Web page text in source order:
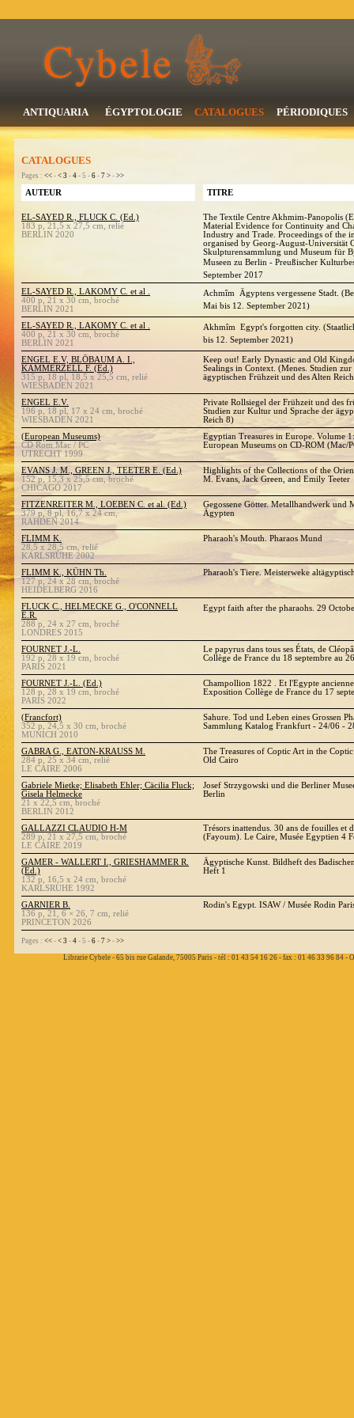
ANTIQUARIA ÉGYPTOLOGIE CATALOGUES PÉRIODIQUES
CATALOGUES
Pages : << - < 3 - 4 - 5 - 6 - 7 > - >>
AUTEUR TITRE
EL-SAYED R., FLUCK C. (Ed.)
183 p, 21,5 x 27,5 cm, relié
BERLIN 2020
The Textile Centre Akhmim-Panopolis
Material Evidence for Continuity and
Industry and Trade. Proceedings of the
organised by Georg-August-Universität
Skulpturensammlung und Museum für
Museen zu Berlin - Preußischer
September 2017
EL-SAYED R., LAKOMY C. et al .
400 p, 21 x 30 cm, broché
BERLIN 2021
Achmîm  Ägyptens vergessene Stadt.
Mai bis 12. September 2021)
EL-SAYED R., LAKOMY C. et al .
400 p, 21 x 30 cm, broché
BERLIN 2021
Akhmîm  Egypt's forgotten city.
bis 12. September 2021)
ENGEL E.V, BLÖBAUM A. I.,
KAMMERZELL F. (Ed.)
315 p, 18 pl, 18,5 x 25,5 cm, relié
WIESBADEN 2021
Keep out! Early Dynastic and Old
Sealings in Context. (Menes. Studien
ägyptischen Frühzeit und des Alten
ENGEL E.V.
196 p, 18 pl, 17 x 24 cm, broché
WIESBADEN 2021
Private Rollsiegel der Frühzeit und des
Studien zur Kultur und Sprache der
Reich 8)
(European Museums)
CD Rom Mac / PC
UTRECHT 1999
Egyptian Treasures in Europe. Volume
European Museums on CD-ROM (Mac/
EVANS J. M., GREEN J., TEETER E. (Ed.)
152 p, 15,3 x 25,5 cm, broché
CHICAGO 2017
Highlights of the Collections of the
M. Evans, Jack Green, and Emily Teeter
FITZENREITER M., LOEBEN C. et al. (Ed.)
379 p, 8 pl, 16,7 x 24 cm,
RAHDEN 2014
Gegossene Götter. Metallhandwerk und
Ägypten
FLIMM K.
28,5 x 28,5 cm, relié
KARLSRUHE 2002
Pharaoh's Mouth. Pharaos Mund
FLIMM K., KÜHN Th.
127 p, 24 x 28 cm, broché
HEIDELBERG 2016
Pharaoh's Tiere. Meisterweke
FLUCK C., HELMECKE G., O'CONNELL
E.R.
288 p, 24 x 27 cm, broché
LONDRES 2015
Egypt faith after the pharaohs. 29
FOURNET J.-L.
192 p, 28 x 19 cm, broché
PARIS 2021
Le papyrus dans tous ses États, de
Collège de France du 18 septembre au
FOURNET J.-L. (Ed.)
128 p, 28 x 19 cm, broché
PARIS 2022
Champollion 1822 . Et l'Egypte
Exposition Collège de France du 17
(Francfort)
352 p, 24,5 x 30 cm, broché
MUNICH 2010
Sahure. Tod und Leben eines Grossen
Sammlung Katalog Frankfurt - 24/06 -
GABRA G., EATON-KRAUSS M.
284 p, 25 x 34 cm, relié
LE CAIRE 2006
The Treasures of Coptic Art in the
Old Cairo
Gabriele Mietke; Elisabeth Ehler; Cäcilia Fluck;
Gisela Helmecke
21 x 22,5 cm, broché
BERLIN 2012
Josef Strzygowski und die Berliner
Berlin
GALLAZZI CLAUDIO H-M
289 p, 21 x 27,5 cm, broché
LE CAIRE 2019
Trésors inattendus. 30 ans de fouilles et
(Fayoum). Le Caire, Musée Egyptien 4
GAMER - WALLERT I., GRIESHAMMER R.
(Ed.)
132 p, 16,5 x 24 cm, broché
KARLSRUHE 1992
Ägyptische Kunst. Bildheft des
Heft 1
GARNIER B.
136 p, 21, 6 × 26, 7 cm, relié
PRINCETON 2026
Rodin's Egypt. ISAW / Musée Rodin
Pages : << - < 3 - 4 - 5 - 6 - 7 > - >>
Librarie Cybele - 65 bis rue Galande, 75005 Paris - tél : 01 43 54 16 26 - fax : 01 46 33 96 84